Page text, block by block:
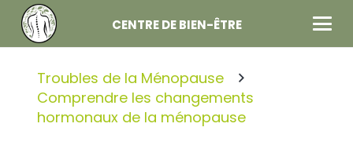
CENTRE DE BIEN-ÊTRE
Troubles de la Ménopause
Comprendre les changements
hormonaux de la ménopause